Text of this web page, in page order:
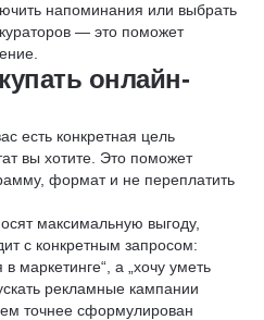
напоминания или выбрать
— это поможет
онлайн-
есть конкретная цель
вы хотите. Это поможет
формат и не переплатить
максимальную выгоду,
с конкретным запросом:
в маркетинге“, а „хочу уметь
рекламные кампании
точнее сформулирован